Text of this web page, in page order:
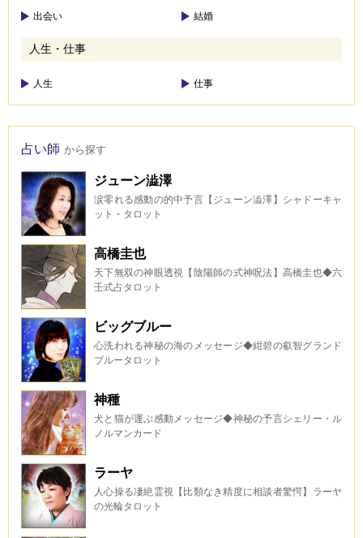
出会い 結婚
人生・仕事
人生 仕事
占い師 から探す
ジューン澁澤
涙零れる感動の的中予言【ジューン澁澤】シャドーキャ
ット・タロット
高橋圭也
天下無双の神眼透視【陰陽師の式神呪法】高橋圭也◆六
壬式占タロット
ビッグブルー
心洗われる神秘の海のメッセージ◆紺碧の叡智グランド
ブルータロット
神種
犬と猫が運ぶ感動メッセージ◆神秘の予言シェリー・ル
ノルマンカード
ラーヤ
人心操る凄絶霊視【比類なき精度に相談者驚愕】ラーヤ
の光輪タロット